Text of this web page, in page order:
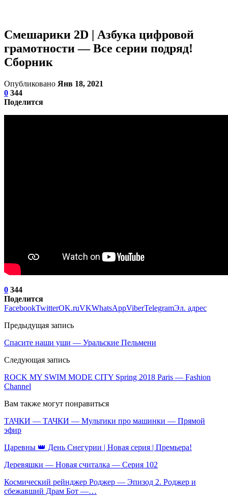
Смешарики 2D | Азбука цифровой
грамотности — Все серии подряд!
Сборник
Опубликовано Янв 18, 2021
0 344
Поделится
0 344
Поделится
FacebookTwitterOK.ruVKWhatsAppViberTelegramЭл. адрес
Предыдущая запись
Спасите наши уши — Уральские Пельмени
Следующая запись
ROCK MY SWIM MODE CITY Spring 2018 Paris — Fashion
Channel
Вам также могут понравиться
ТАЧКИ — ТАЧКИ — Мультики про машинки — Прямой
эфир
Царевны 👑 День Снегурии | Новая серия | Премьера!
Деревяшки — Новая считалка — Серия 102
Космический рейнджер Роджер — Эпизод 2. Роджер и
сбежавший Драм Бот —…